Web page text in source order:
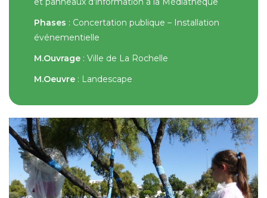
Phases : Concertation publique – Installation
événementielle
M.Ouvrage : Ville de La Rochelle
M.Oeuvre : Landescape